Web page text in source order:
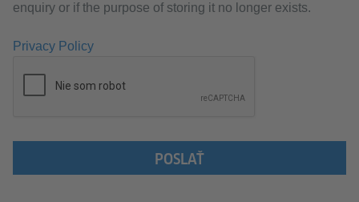
enquiry or if the purpose of storing it no longer exists.
Privacy Policy
POSLAŤ